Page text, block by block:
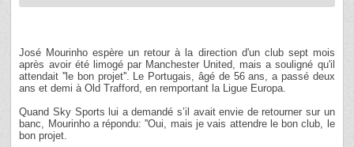
José Mourinho espère un retour à la direction d'un club sept mois
après avoir été limogé par Manchester United, mais a souligné qu'il
attendait ''le bon projet''. Le Portugais, âgé de 56 ans, a passé deux
ans et demi à Old Trafford, en remportant la Ligue Europa.
Quand Sky Sports lui a demandé s’il avait envie de retourner sur un
banc, Mourinho a répondu: ''Oui, mais je vais attendre le bon club, le
bon projet.